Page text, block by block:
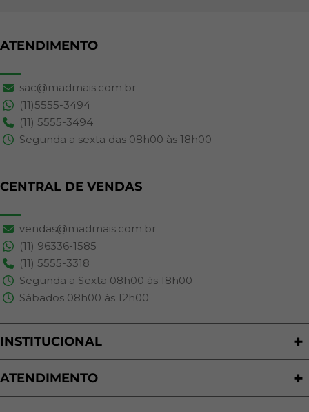
ATENDIMENTO
sac@madmais.com.br
(11)5555-3494
(11) 5555-3494
Segunda a sexta das 08h00 às 18h00
CENTRAL DE VENDAS
vendas@madmais.com.br
(11) 96336-1585
(11) 5555-3318
Segunda a Sexta 08h00 às 18h00
Sábados 08h00 às 12h00
INSTITUCIONAL
Quem Somos
Nossas Lojas
ATENDIMENTO
Política de Privacidade